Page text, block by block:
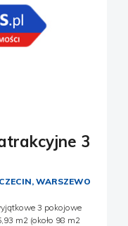
3
WARSZEWO
3 pokojowe
m2 (około 98 m2